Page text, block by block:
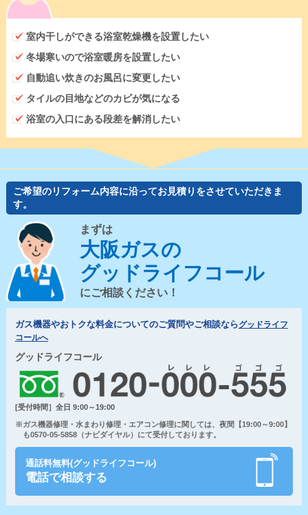
室内干しができる浴室乾燥機を設置したい
冬場寒いので浴室暖房を設置したい
自動追い炊きのお風呂に変更したい
タイルの目地などのカビが気になる
浴室の入口にある段差を解消したい
ご希望のリフォーム内容に沿ってお見積りをさせていただきま
す。
まずは
大阪ガスの
グッドライフコール
にご相談ください！
ガス機器やおトクな料金についてのご質問やご相談ならグッドライフ
コールへ
グッドライフコール
[受付時間］全日 9:00～19:00
※ガス機器修理・水まわり修理・エアコン修理に関しては、夜間【19:00～9:00】
も0570-05-5858（ナビダイヤル）にて受付しております。
通話料無料(グッドライフコール)
電話で相談する